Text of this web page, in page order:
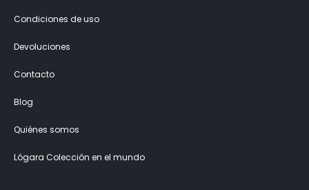
Condiciones de uso
Devoluciones
Contacto
Blog
Quiénes somos
Lógara Colección en el mundo